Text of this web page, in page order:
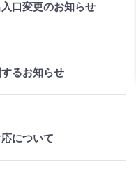
口変更のお知らせ
るお知らせ
について